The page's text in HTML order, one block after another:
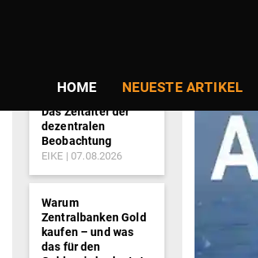
HOME NEUESTE ARTIKEL
Das Zeitalter der
dezentralen
Beobachtung
EIKE 07.08.2026
Warum
Zentralbanken Gold
kaufen – und was
das für den